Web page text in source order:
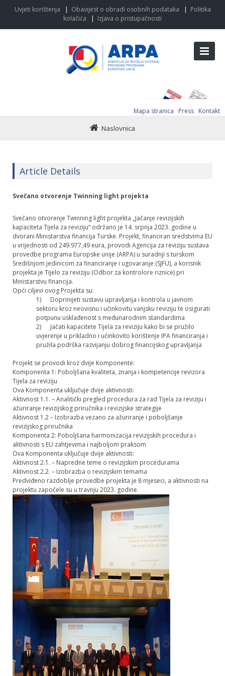
Uvjeti korištenja | Obavijest o obradi osobnih podataka | Politika
kolačića | Izjava o pristupačnosti
Mapa stranica Press Kontakt
Naslovnica
Article Details
Svečano otvorenje Twinning light projekta
Svečano otvorenje Twinning light projekta „Jačanje revizijskih
kapaciteta Tijela za reviziju“ održano je 14. srpnja 2023. godine u
dvorani Ministarstva financija Turske. Projekt, financiran sredstvima EU
u vrijednosti od 249.977,49 eura, provodi Agencija za reviziju sustava
provedbe programa Europske unije (ARPA) u suradnji s turskom
Središnjom jedinicom za financiranje i ugovaranje (SJFU), a korisnik
projekta je Tijelo za reviziju (Odbor za kontrolore riznice) pri
Ministarstvu financija.
Opći ciljevi ovog Projekta su:
1) Doprinijeti sustavu upravljanja i kontrola u javnom
sektoru kroz neovisnu i učinkovitu vanjsku reviziju te osigurati
potpunu usklađenost s međunarodnim standardima
2) Jačati kapacitete Tijela za reviziju kako bi se pružilo
uvjerenje u prikladno i učinkovito korištenje IPA financiranja i
pružila podrška razvijanju dobrog financijskog upravljanja
Projekt se provodi kroz dvije Komponente:
Komponenta 1: Poboljšana kvaliteta, znanja i kompetencije revizora
Tijela za reviziju
Ova Komponenta uključuje dvije aktivnosti:
Aktivnost 1.1. – Analitički pregled procedura za rad Tijela za reviziju i
ažuriranje revizijskog priručnika i revizijske strategije
Aktivnost 1.2 – Izobrazba vezano za ažuriranje i poboljšanje
revizijskog priručnika
Komponenta 2: Poboljšana harmonizacija revizijskih procedura i
aktivnosti s EU zahtjevima i najboljom praksom
Ova Komponenta uključuje dvije aktivnosti:
Aktivnost 2.1. – Napredne teme o revizijskim procedurama
Aktivnost 2.2. – Izobrazba o revizijskim temama
Predviđeno razdoblje provedbe projekta je 8 mjeseci, a aktivnosti na
projektu započele su u travnju 2023. godine.